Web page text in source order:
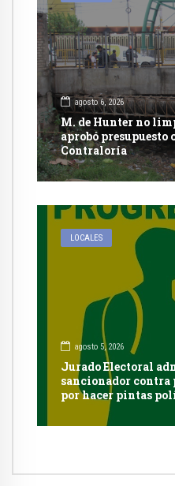
agosto 6, 2026
M. de Hunter no
aprobó presupuesto
Contraloría
LOCALES
agosto 5, 2026
Jurado Electoral
sancionador contra
por hacer pintas
autorización en